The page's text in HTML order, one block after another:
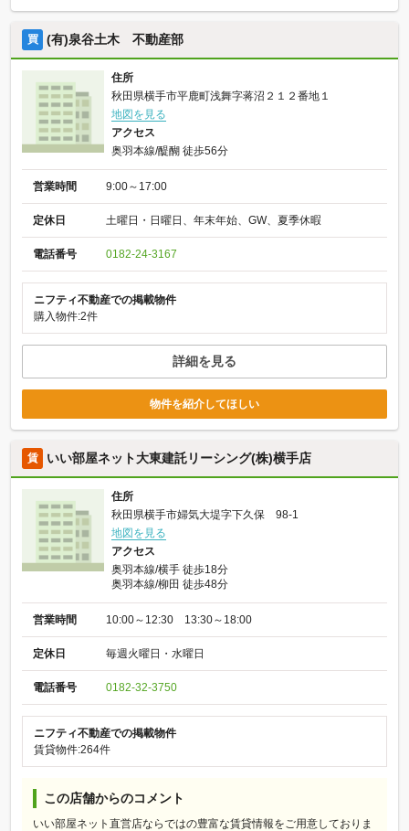
買 (有)泉谷土木 不動産部
住所
秋田県横手市平鹿町浅舞字蒋沼２１２番地１
地図を見る
アクセス
奥羽本線/醍醐 徒歩56分
営業時間 9:00～17:00
定休日 土曜日・日曜日、年末年始、GW、夏季休暇
電話番号 0182-24-3167
ニフティ不動産での掲載物件
購入物件:2件
詳細を見る
物件を紹介してほしい
賃 いい部屋ネット大東建託リーシング(株)横手店
住所
秋田県横手市婦気大堤字下久保 98-1
地図を見る
アクセス
奥羽本線/横手 徒歩18分
奥羽本線/柳田 徒歩48分
営業時間 10:00～12:30 13:30～18:00
定休日 毎週火曜日・水曜日
電話番号 0182-32-3750
ニフティ不動産での掲載物件
賃貸物件:264件
この店舗からのコメント
いい部屋ネット直営店ならではの豊富な賃貸情報をご用意しておりま